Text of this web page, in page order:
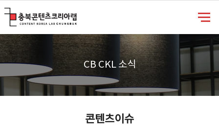
CB CKL 소식
콘텐츠이슈